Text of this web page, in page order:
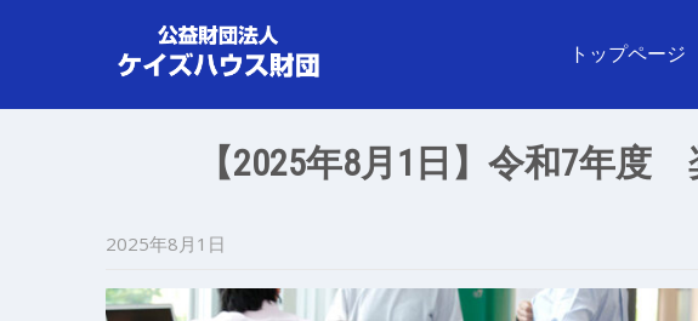
トップページ
【2025年8月1日】令和7年度
2025年8月1日